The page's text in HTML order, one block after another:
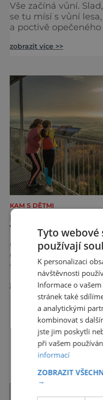
Vše začíná vůní.
se tu mísí s vůní
a poctivě
doušky – a ty tady
ví, že k dokonalému
zobrazit více >>
KAM S DĚTMI
POZNEJTE KRÁSU
VÝŠKY
Chcete poznat jižní
Objevte jejich kouzlo
vyhlídky i stezky v
nabídnou
města i Alpy v dálce. Ptačí pozorovatelna
Vrbenské rybníky Začněte třeba na Stezce
korunami stromů
výšce 40 metrů s
zobrazit více >>
Tyto webové
používají
K personalizaci
návštěvnosti
Informace o
stránek také
a analytickými
kombinovat s
jste jim poskytli
při vašem
informací
ZOBRAZIT
→